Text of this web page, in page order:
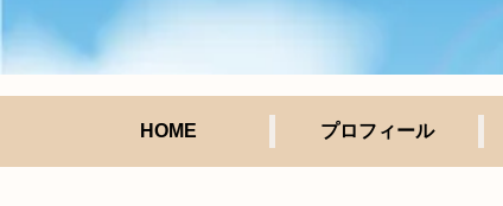
HOME プロフィール